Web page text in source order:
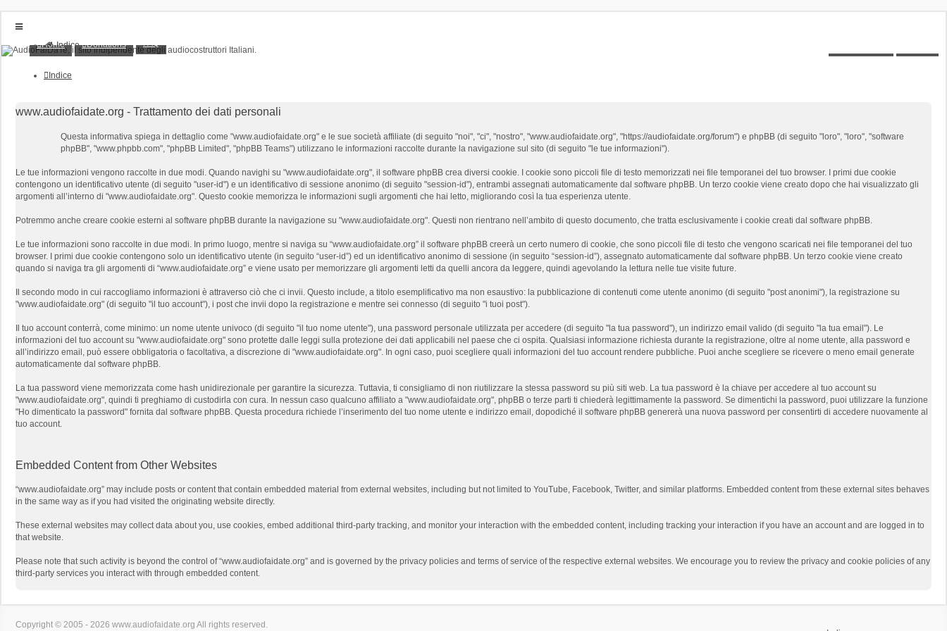
Indice
Home
FAQ
Iscriviti
Home Donations
Indice
www.audiofaidate.org - Trattamento dei dati personali
Questa informativa spiega in dettaglio come "www.audiofaidate.org" e le sue società affiliate (di seguito "noi", "ci", "nostro", "www.audiofaidate.org", "https://audiofaidate.org/forum") e phpBB (di seguito "loro", "loro", "software
phpBB", "www.phpbb.com", "phpBB Limited", "phpBB Teams") utilizzano le informazioni raccolte durante la navigazione sul sito (di seguito "le tue informazioni").
Le tue informazioni vengono raccolte in due modi. Quando navighi su "www.audiofaidate.org", il software phpBB crea diversi cookie. I cookie sono piccoli file di testo memorizzati nei file temporanei del tuo browser. I primi due cookie
contengono un identificativo utente (di seguito "user-id") e un identificativo di sessione anonimo (di seguito "session-id"), entrambi assegnati automaticamente dal software phpBB. Un terzo cookie viene creato dopo che hai visualizzato gli
argomenti all’interno di "www.audiofaidate.org". Questo cookie memorizza le informazioni sugli argomenti che hai letto, migliorando così la tua esperienza utente.
Potremmo anche creare cookie esterni al software phpBB durante la navigazione su "www.audiofaidate.org". Questi non rientrano nell’ambito di questo documento, che tratta esclusivamente i cookie creati dal software phpBB.
Le tue informazioni sono raccolte in due modi. In primo luogo, mentre si naviga su “www.audiofaidate.org” il software phpBB creerà un certo numero di cookie, che sono piccoli file di testo che vengono scaricati nei file temporanei del tuo
browser. I primi due cookie contengono solo un identificativo utente (in seguito “user-id”) ed un identificativo anonimo di sessione (in seguito “session-id”), assegnato automaticamente dal software phpBB. Un terzo cookie viene creato
quando si naviga tra gli argomenti di “www.audiofaidate.org” e viene usato per memorizzare gli argomenti letti da quelli ancora da leggere, quindi agevolando la lettura nelle tue visite future.
Il secondo modo in cui raccogliamo informazioni è attraverso ciò che ci invii. Questo include, a titolo esemplificativo ma non esaustivo: la pubblicazione di contenuti come utente anonimo (di seguito "post anonimi"), la registrazione su
"www.audiofaidate.org" (di seguito "il tuo account"), i post che invii dopo la registrazione e mentre sei connesso (di seguito "i tuoi post").
Il tuo account conterrà, come minimo: un nome utente univoco (di seguito "il tuo nome utente"), una password personale utilizzata per accedere (di seguito "la tua password"), un indirizzo email valido (di seguito "la tua email"). Le
informazioni del tuo account su "www.audiofaidate.org" sono protette dalle leggi sulla protezione dei dati applicabili nel paese che ci ospita. Qualsiasi informazione richiesta durante la registrazione, oltre al nome utente, alla password e
all’indirizzo email, può essere obbligatoria o facoltativa, a discrezione di "www.audiofaidate.org". In ogni caso, puoi scegliere quali informazioni del tuo account rendere pubbliche. Puoi anche scegliere se ricevere o meno email generate
automaticamente dal software phpBB.
La tua password viene memorizzata come hash unidirezionale per garantire la sicurezza. Tuttavia, ti consigliamo di non riutilizzare la stessa password su più siti web. La tua password è la chiave per accedere al tuo account su
"www.audiofaidate.org", quindi ti preghiamo di custodirla con cura. In nessun caso qualcuno affiliato a "www.audiofaidate.org", phpBB o terze parti ti chiederà legittimamente la password. Se dimentichi la password, puoi utilizzare la funzione
"Ho dimenticato la password" fornita dal software phpBB. Questa procedura richiede l’inserimento del tuo nome utente e indirizzo email, dopodiché il software phpBB genererà una nuova password per consentirti di accedere nuovamente al
tuo account.
Embedded Content from Other Websites
“www.audiofaidate.org” may include posts or content that contain embedded material from external websites, including but not limited to YouTube, Facebook, Twitter, and similar platforms. Embedded content from these external sites behaves
in the same way as if you had visited the originating website directly.
These external websites may collect data about you, use cookies, embed additional third-party tracking, and monitor your interaction with the embedded content, including tracking your interaction if you have an account and are logged in to
that website.
Please note that such activity is beyond the control of “www.audiofaidate.org” and is governed by the privacy policies and terms of service of the respective external websites. We encourage you to review the privacy and cookie policies of any
third-party services you interact with through embedded content.
Copyright © 2005 - 2026 www.audiofaidate.org All rights reserved.